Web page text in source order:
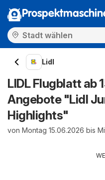
Lidl
LIDL Flugblatt ab
Angebote "Lidl
Highlights"
von Montag 15.06.2026 bis